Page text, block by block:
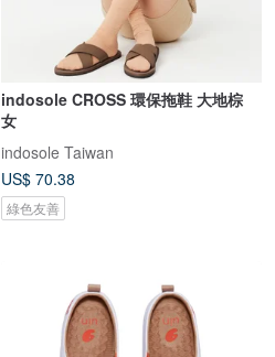
indosole CROSS 環保拖鞋 大地棕
女
indosole Taiwan
US$ 70.38
綠色友善